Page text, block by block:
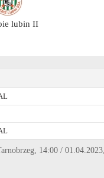
lubin II
14:00 /